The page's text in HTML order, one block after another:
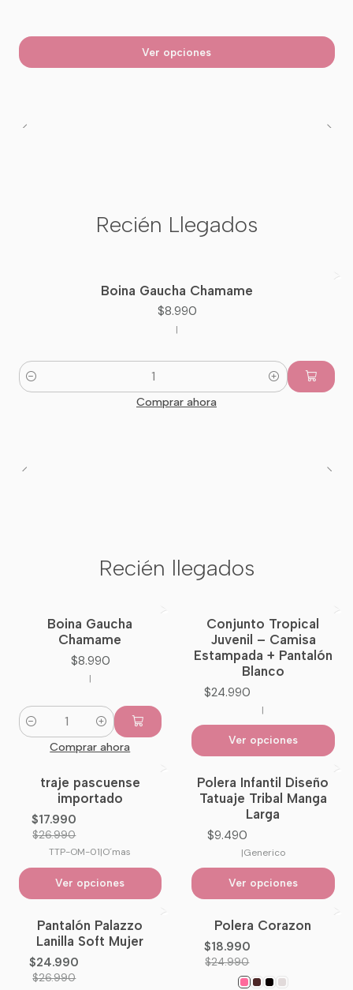
Ver opciones
Recién Llegados
Boina Gaucha Chamame
$8.990
|
Cantidad
Comprar ahora
Recién llegados
NuevoBoina Gaucha
Chamame
$8.990
|
Cantidad
Comprar ahora
Conjunto Tropical
Juvenil – Camisa
Estampada + Pantalón
Blanco
$24.990
|
Ver opciones
-33%OFF
traje pascuense
importado
$17.990
$26.990
TTP-OM-01|O´mas
Ver opciones
Polera Infantil Diseño
Tatuaje Tribal Manga
Larga
$9.490
|Generico
Ver opciones
-7%OFF
No disponible
Pantalón Palazzo
Lanilla Soft Mujer
$24.990
$26.990
-24%OFF
Polera Corazon
$18.990
$24.990